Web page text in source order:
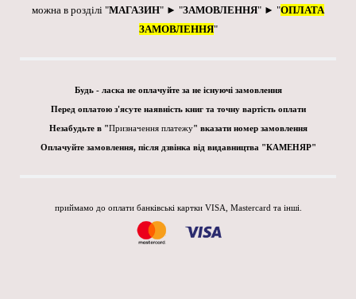
можна в розділі "МАГАЗИН" ► "ЗАМОВЛЕННЯ" ► "ОПЛАТА
ЗАМОВЛЕННЯ"
Будь - ласка не оплачуйте за не існуючі замовлення
Перед оплатою з'ясуте наявність книг та точну вартість оплати
Незабудьте в "Призначення платежу" вказати номер замовлення
Оплачуйте замовлення, після дзвінка від видавництва "КАМЕНЯР"
приймамо до оплати банківські картки VISA, Mastercard та інші.